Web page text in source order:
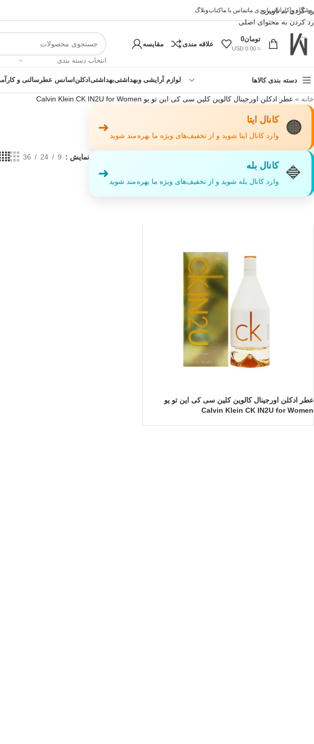
رد کردن به ناوبری
رد کردن به محتوای اصلی
!تجربه یک خرید عالی فرصت را از
واکارانادرباره ی ماتماس با ماکتابوبلاگ
تومان0
≈ 0.00 USD
علاقه مندی مقایسه
انتخاب دسته بندی
دسته بندی کالاها لوازم آرایشی وبهداشتیبهداشتی ادکلن اسانس عطر سالنی و
خانه » عطر ادکلن اورجینال کالوین کلین سی کی این تو یو Calvin Klein CK IN2U for Women
🟠 کانال ایتا
وارد کانال ایتا شوید و از تخفیف‌های ویژه ما بهره‌مند شوید
➜
🔷 کانال بله
وارد کانال بله شوید و از تخفیف‌های ویژه ما بهره‌مند شوید
➜
نمایش 9
24
36
عطر ادکلن اورجینال کالوین کلین سی کی این تو یو
Calvin Klein CK IN2U for Women